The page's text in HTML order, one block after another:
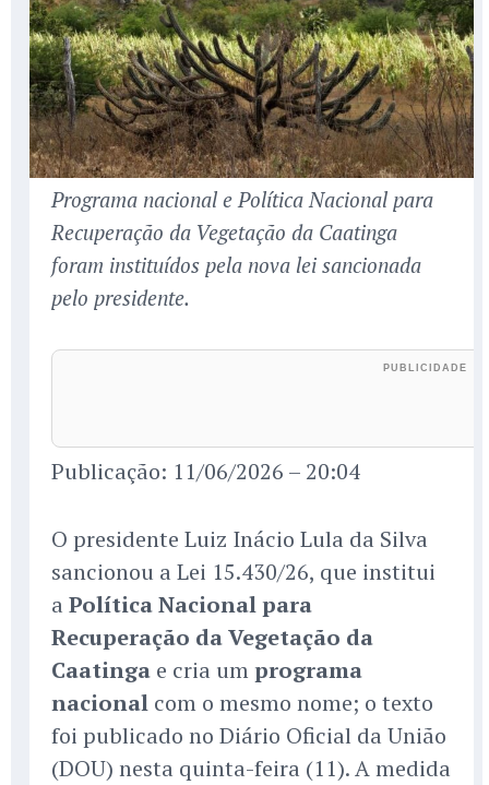
Programa nacional e Política Nacional para
Recuperação da Vegetação da Caatinga
foram instituídos pela nova lei sancionada
pelo presidente.
Publicação: 11/06/2026 – 20:04
O presidente Luiz Inácio Lula da Silva
sancionou a Lei 15.430/26, que institui
a Política Nacional para
Recuperação da Vegetação da
Caatinga e cria umprograma
nacional com o mesmo nome; o texto
foi publicado no Diário Oficial da União
(DOU) nesta quinta-feira (11). A medida